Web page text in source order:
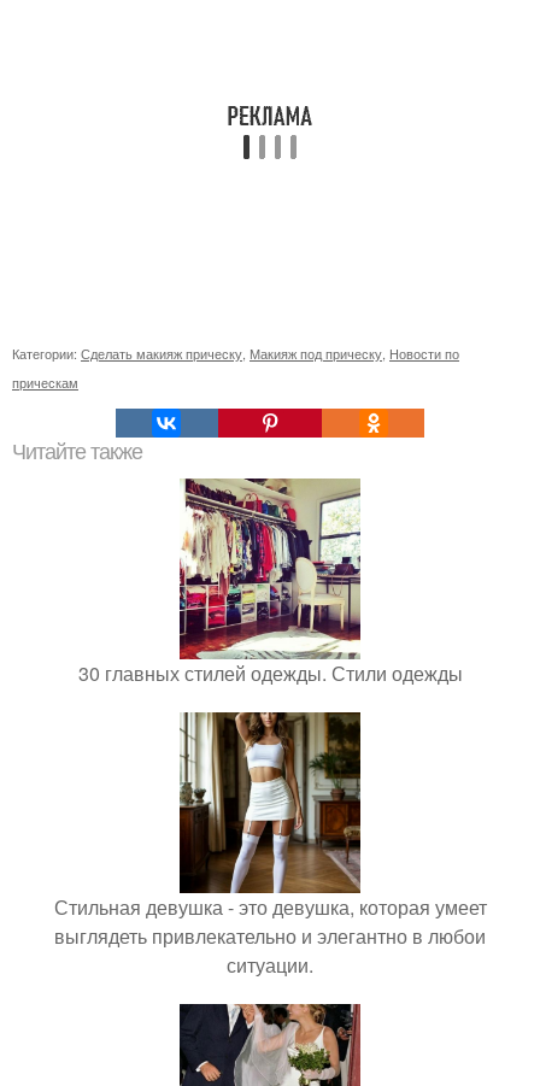
Категории: Сделать макияж прическу Макияж под прическу Новости по
прическам
Читайте также
30 главных стилей одежды. Стили одежды
Стильная девушка - это девушка, которая умеет
выглядеть привлекательно и элегантно в любои
ситуации.